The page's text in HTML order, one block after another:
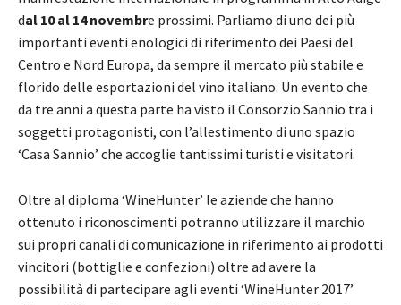
dal 10 al 14 novembre prossimi. Parliamo di uno dei più
importanti eventi enologici di riferimento dei Paesi del
Centro e Nord Europa, da sempre il mercato più stabile e
florido delle esportazioni del vino italiano. Un evento che
da tre anni a questa parte ha visto il Consorzio Sannio tra i
soggetti protagonisti, con l’allestimento di uno spazio
‘Casa Sannio’ che accoglie tantissimi turisti e visitatori.
Oltre al diploma ‘WineHunter’ le aziende che hanno
ottenuto i riconoscimenti potranno utilizzare il marchio
sui propri canali di comunicazione in riferimento ai prodotti
vincitori (bottiglie e confezioni) oltre ad avere la
possibilità di partecipare agli eventi ‘WineHunter 2017’